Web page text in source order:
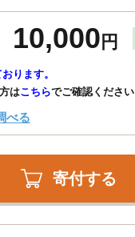
10,000 円
ります。
はこちらでご確認ください
べる
寄付する